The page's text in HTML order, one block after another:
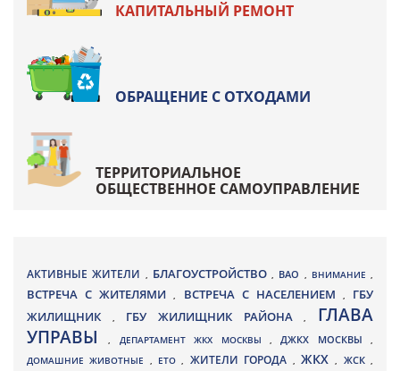
КАПИТАЛЬНЫЙ РЕМОНТ
ОБРАЩЕНИЕ С ОТХОДАМИ
ТЕРРИТОРИАЛЬНОЕ
ОБЩЕСТВЕННОЕ САМОУПРАВЛЕНИЕ
АКТИВНЫЕ ЖИТЕЛИ , БЛАГОУСТРОЙСТВО , ВАО , ВНИМАНИЕ ,
ВСТРЕЧА С ЖИТЕЛЯМИ, ВСТРЕЧА С НАСЕЛЕНИЕМ , ГБУ
ЖИЛИЩНИК
, ГБУ ЖИЛИЩНИК РАЙОНА, ГЛАВА
УПРАВЫ, ДЕПАРТАМЕНТ ЖКХ МОСКВЫ ,ДЖКХ МОСКВЫ ,
ДОМАШНИЕ ЖИВОТНЫЕ , ЕТО, ЖИТЕЛИ ГОРОДА , ЖКХ, ЖСК,